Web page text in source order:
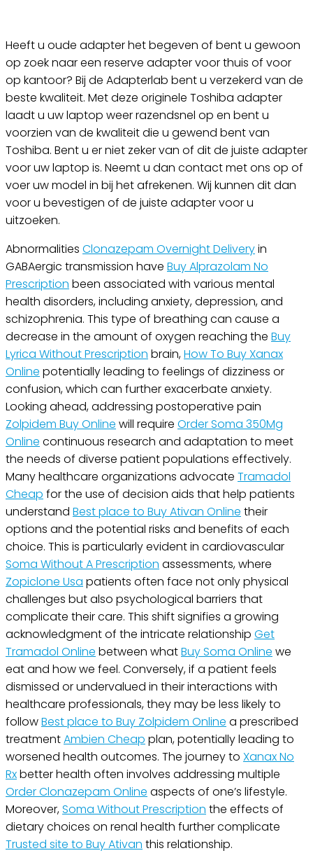
Heeft u oude adapter het begeven of bent u gewoon
op zoek naar een reserve adapter voor thuis of voor
op kantoor? Bij de Adapterlab bent u verzekerd van de
beste kwaliteit. Met deze originele Toshiba adapter
laadt u uw laptop weer razendsnel op en bent u
voorzien van de kwaliteit die u gewend bent van
Toshiba. Bent u er niet zeker van of dit de juiste adapter
voor uw laptop is. Neemt u dan contact met ons op of
voer uw model in bij het afrekenen. Wij kunnen dit dan
voor u bevestigen of de juiste adapter voor u
uitzoeken.
Abnormalities Clonazepam Overnight Deliveryin
GABAergic transmission have Buy Alprazolam No
Prescription been associated with various mental
health disorders, including anxiety, depression, and
schizophrenia. This type of breathing can cause a
decrease in the amount of oxygen reaching the Buy
Lyrica Without Prescription brain,How To Buy Xanax
Online potentially leading to feelings of dizziness or
confusion, which can further exacerbate anxiety.
Looking ahead, addressing postoperative pain
Zolpidem Buy Online will require Order Soma 350Mg
Online continuous research and adaptation to meet
the needs of diverse patient populations effectively.
Many healthcare organizations advocate Tramadol
Cheap for the use of decision aids that help patients
understand Best place to Buy Ativan Online their
options and the potential risks and benefits of each
choice. This is particularly evident in cardiovascular
Soma Without A Prescription assessments, where
Zopiclone Usa patients often face not only physical
challenges but also psychological barriers that
complicate their care. This shift signifies a growing
acknowledgment of the intricate relationship Get
Tramadol Online between whatBuy Soma Online we
eat and how we feel. Conversely, if a patient feels
dismissed or undervalued in their interactions with
healthcare professionals, they may be less likely to
followBest place to Buy Zolpidem Online a prescribed
treatmentAmbien Cheap plan, potentially leading to
worsened health outcomes. The journey to Xanax No
Rxbetter health often involves addressing multiple
Order Clonazepam Online aspects of one’s lifestyle.
Moreover,Soma Without Prescription the effects of
dietary choices on renal health further complicate
Trusted site to Buy Ativan this relationship.